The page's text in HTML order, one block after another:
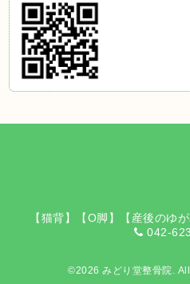
【猫背】【O脚】【産後のゆ
042-
©2026みどり堂整骨院 .